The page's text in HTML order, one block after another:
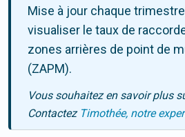
Mise à jour chaque
visualiser le taux de
zones arrières de point de
(ZAPM).
Vous souhaitez en savoir plus
Contactez Timothée, notre